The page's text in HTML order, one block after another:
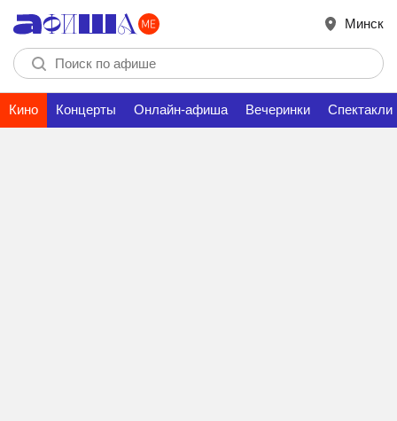
Минск
Кино Концерты Онлайн-афиша Вечеринки Спектакли